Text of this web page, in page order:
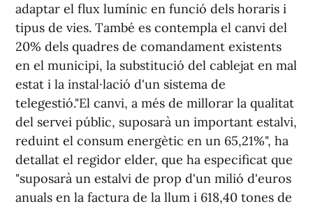
adaptar el flux lumínic en funció dels horaris i
tipus de vies. També es contempla el canvi del
20% dels quadres de comandament existents
en el municipi, la substitució del cablejat en mal
estat i la instal·lació d'un sistema de
telegestió."El canvi, a més de millorar la qualitat
del servei públic, suposarà un important estalvi,
reduint el consum energètic en un 65,21%", ha
detallat el regidor elder, que ha especificat que
"suposarà un estalvi de prop d'un milió d'euros
anuals en la factura de la llum i 618,40 tones de